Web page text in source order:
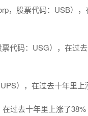
，股票代码：USB）
代码：USG），在过
），在过去十年里上
在过去十年里上涨了38%